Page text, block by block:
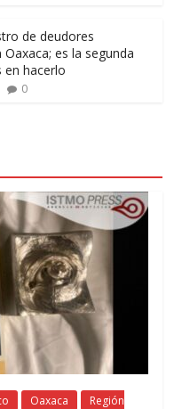
de deudores
es la segunda
en hacerlo
0
Oaxaca
Región